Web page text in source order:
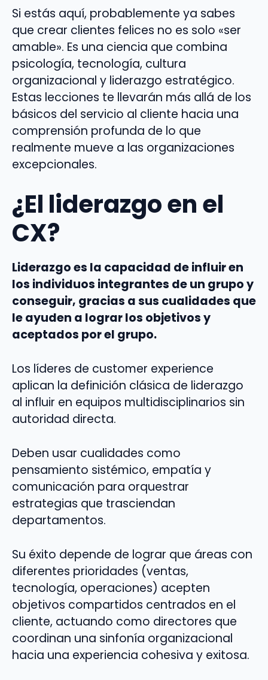
Si estás aquí, probablemente ya sabes
que crear clientes felices no es solo «ser
amable». Es una ciencia que combina
psicología, tecnología, cultura
organizacional y liderazgo estratégico.
Estas lecciones te llevarán más allá de los
básicos del servicio al cliente hacia una
comprensión profunda de lo que
realmente mueve a las organizaciones
excepcionales.
¿El liderazgo en el
CX?
Liderazgo es la capacidad de influir en
los individuos integrantes de un grupo y
conseguir, gracias a sus cualidades que
le ayuden a lograr los objetivos y
aceptados por el grupo.
Los líderes de customer experience
aplican la definición clásica de liderazgo
al influir en equipos multidisciplinarios sin
autoridad directa.
Deben usar cualidades como
pensamiento sistémico, empatía y
comunicación para orquestrar
estrategias que trasciendan
departamentos.
Su éxito depende de lograr que áreas con
diferentes prioridades (ventas,
tecnología, operaciones) acepten
objetivos compartidos centrados en el
cliente, actuando como directores que
coordinan una sinfonía organizacional
hacia una experiencia cohesiva y exitosa.